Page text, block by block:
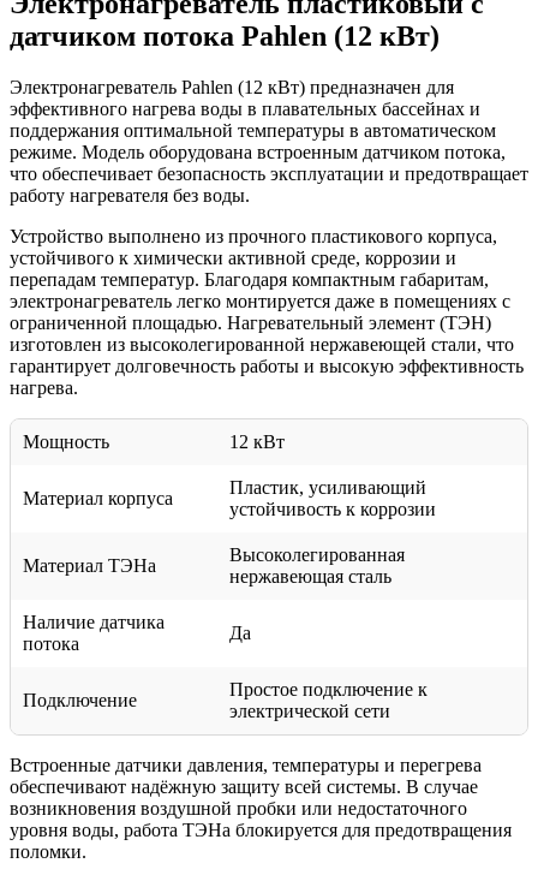
датчиком потока Pahlen (12 кВт)
Электронагреватель Pahlen (12 кВт) предназначен для
эффективного нагрева воды в плавательных бассейнах и
поддержания оптимальной температуры в автоматическом
режиме. Модель оборудована встроенным датчиком потока,
что обеспечивает безопасность эксплуатации и предотвращает
работу нагревателя без воды.
Устройство выполнено из прочного пластикового корпуса,
устойчивого к химически активной среде, коррозии и
перепадам температур. Благодаря компактным габаритам,
электронагреватель легко монтируется даже в помещениях с
ограниченной площадью. Нагревательный элемент (ТЭН)
изготовлен из высоколегированной нержавеющей стали, что
гарантирует долговечность работы и высокую эффективность
нагрева.
Мощность 12 кВт
Материал корпуса
Пластик, усиливающий
устойчивость к коррозии
Материал ТЭНа
Высоколегированная
нержавеющая сталь
Наличие датчика
потока
Да
Подключение
Простое подключение к
электрической сети
Встроенные датчики давления, температуры и перегрева
обеспечивают надёжную защиту всей системы. В случае
возникновения воздушной пробки или недостаточного
уровня воды, работа ТЭНа блокируется для предотвращения
поломки.